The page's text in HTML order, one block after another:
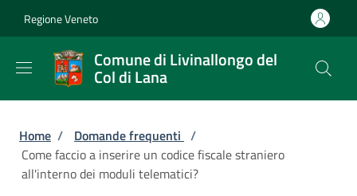
Regione Veneto
Comune di Livinallongo del
Col di Lana
Briciole di pane
Home / Domande frequenti /
Come faccio a inserire un codice fiscale straniero
all'interno dei moduli telematici?